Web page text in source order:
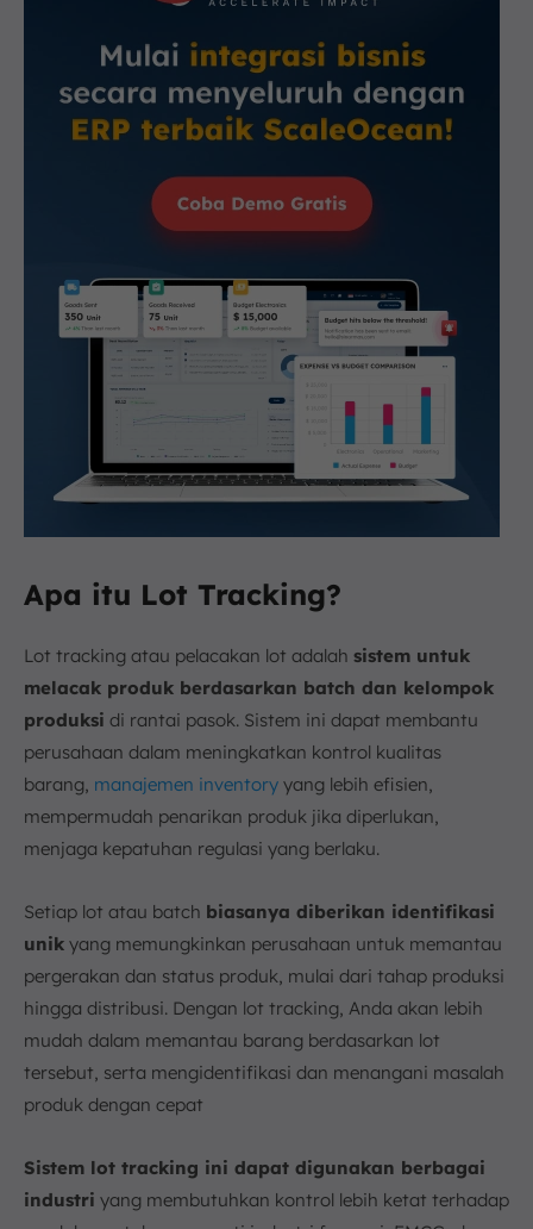
Apa itu Lot Tracking?
Lot tracking atau pelacakan lot adalah sistem untuk
melacak produk berdasarkan batch dan kelompok
produksi di rantai pasok. Sistem ini dapat membantu
perusahaan dalam meningkatkan kontrol kualitas
barang, manajemen inventory yang lebih efisien,
mempermudah penarikan produk jika diperlukan,
menjaga kepatuhan regulasi yang berlaku.
Setiap lot atau batch biasanya diberikan identifikasi
unik yang memungkinkan perusahaan untuk memantau
pergerakan dan status produk, mulai dari tahap produksi
hingga distribusi. Dengan lot tracking, Anda akan lebih
mudah dalam memantau barang berdasarkan lot
tersebut, serta mengidentifikasi dan menangani masalah
produk dengan cepat
Sistem lot tracking ini dapat digunakan berbagai
industri yang membutuhkan kontrol lebih ketat terhadap